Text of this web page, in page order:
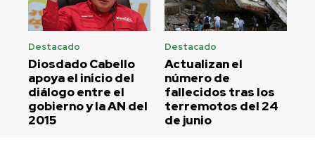
Destacado
Diosdado Cabello
apoya el inicio del
diálogo entre el
gobierno y la AN del
2015
Destacado
Actualizan el
número de
fallecidos tras los
terremotos del 24
de junio